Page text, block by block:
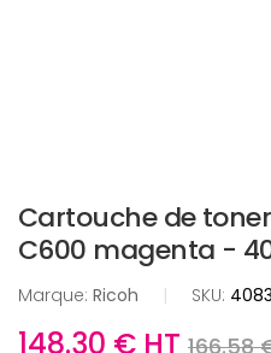
Cartouche de
C600 magenta -
Marque: Ricoh | SKU:
148.30 € HT 166.58